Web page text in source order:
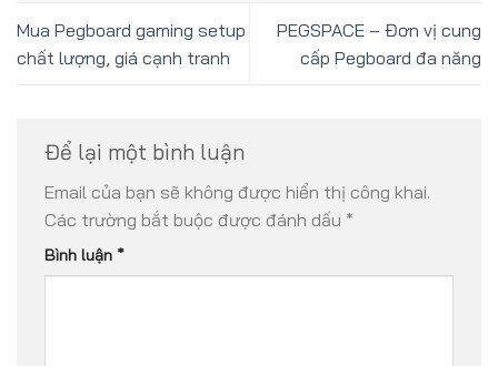
Mua Pegboard gaming setup
chất lượng, giá cạnh tranh
PEGSPACE – Đơn vị cung
cấp Pegboard đa năng
Để lại một bình luận
Email của bạn sẽ không được hiển thị công khai.
Các trường bắt buộc được đánh dấu *
Bình luận *